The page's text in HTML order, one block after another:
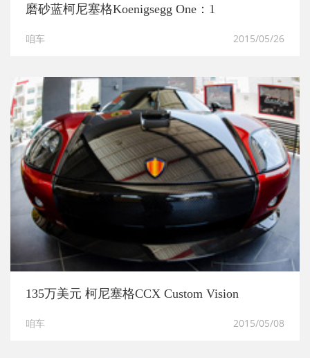
磨砂蓝柯尼塞格Koenigsegg One：1
咱车 2015/05/26
135万美元 柯尼塞格CCX Custom Vision
咱车 2015/05/08